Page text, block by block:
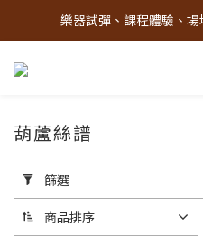
古亭門市 + 先進音樂
樂器試彈、課程體驗、
古亭門市 + 先進音
用
篩
選
(0/20)
葫蘆絲譜
篩選
商品排序